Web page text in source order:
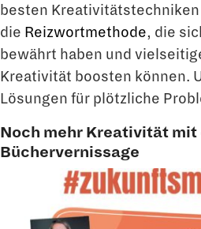
besten
die Reizwortmethode, die
bewährt haben und
Kreativität boosten können.
Lösungen für plötzliche
Noch mehr Kreativität
Büchervernissage